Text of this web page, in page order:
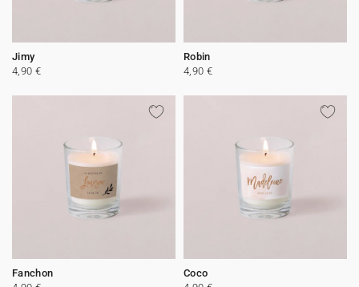
Jimy
4,90 €
Robin
4,90 €
Fanchon
Coco